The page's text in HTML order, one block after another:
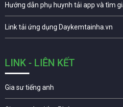
Hướng dẫn phụ huynh tải app và tìm
Link tải ứng dụng Daykemtainha.vn
LINK - LIÊN KẾT
Gia sư tiếng anh